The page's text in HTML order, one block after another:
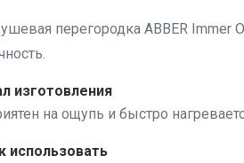
перегородка ABBER Immer
изготовления
на ощупь и быстро
использовать